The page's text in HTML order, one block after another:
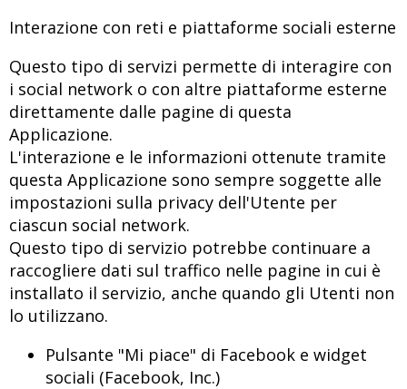
Interazione con reti e piattaforme sociali esterne
Questo tipo di servizi permette di interagire con
i social network o con altre piattaforme esterne
direttamente dalle pagine di questa
Applicazione.
L'interazione e le informazioni ottenute tramite
questa Applicazione sono sempre soggette alle
impostazioni sulla privacy dell'Utente per
ciascun social network.
Questo tipo di servizio potrebbe continuare a
raccogliere dati sul traffico nelle pagine in cui è
installato il servizio, anche quando gli Utenti non
lo utilizzano.
Pulsante "Mi piace" di Facebook e widget
sociali (Facebook, Inc.)